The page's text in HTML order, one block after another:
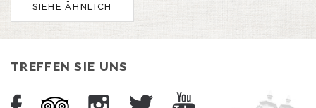
SIEHE ÄHNLICH
TREFFEN SIE UNS